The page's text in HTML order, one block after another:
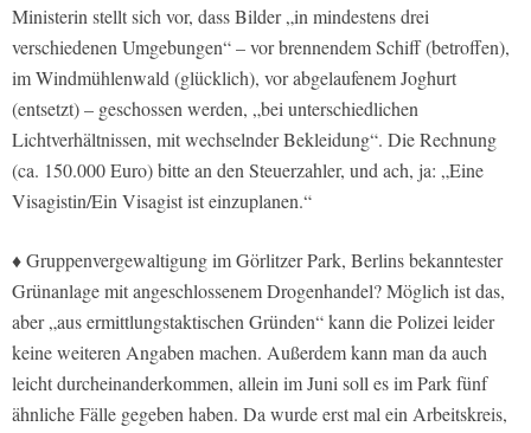
Ministerin stellt sich vor, dass Bilder „in mindestens drei
verschiedenen Umgebungen“ – vor brennendem Schiff (betroffen),
im Windmühlenwald (glücklich), vor abgelaufenem Joghurt
(entsetzt) – geschossen werden, „bei unterschiedlichen
Lichtverhältnissen, mit wechselnder Bekleidung“. Die Rechnung
(ca. 150.000 Euro) bitte an den Steuerzahler, und ach, ja: „Eine
Visagistin/Ein Visagist ist einzuplanen.“
♦ Gruppenvergewaltigung im Görlitzer Park, Berlins bekanntester
Grünanlage mit angeschlossenem Drogenhandel? Möglich ist das,
aber „aus ermittlungstaktischen Gründen“ kann die Polizei leider
keine weiteren Angaben machen. Außerdem kann man da auch
leicht durcheinanderkommen, allein im Juni soll es im Park fünf
ähnliche Fälle gegeben haben. Da wurde erst mal ein Arbeitskreis,